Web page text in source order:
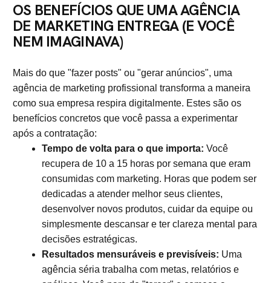
OS BENEFÍCIOS QUE UMA AGÊNCIA
DE MARKETING ENTREGA (E VOCÊ
NEM IMAGINAVA)
Mais do que "fazer posts" ou "gerar anúncios", uma
agência de marketing profissional transforma a maneira
como sua empresa respira digitalmente. Estes são os
benefícios concretos que você passa a experimentar
após a contratação:
Tempo de volta para o que importa: Você
recupera de 10 a 15 horas por semana que eram
consumidas com marketing. Horas que podem ser
dedicadas a atender melhor seus clientes,
desenvolver novos produtos, cuidar da equipe ou
simplesmente descansar e ter clareza mental para
decisões estratégicas.
Resultados mensuráveis e previsíveis: Uma
agência séria trabalha com metas, relatórios e